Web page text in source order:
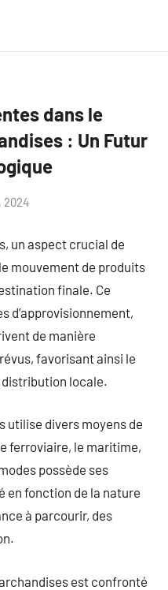
dans le
: Un Futur
2024
un aspect crucial de
mouvement de produits
finale. Ce
d’approvisionnement,
de manière
favorisant ainsi le
locale.
utilise divers moyens de
ferroviaire, le maritime,
possède ses
fonction de la nature
à parcourir, des
est confronté